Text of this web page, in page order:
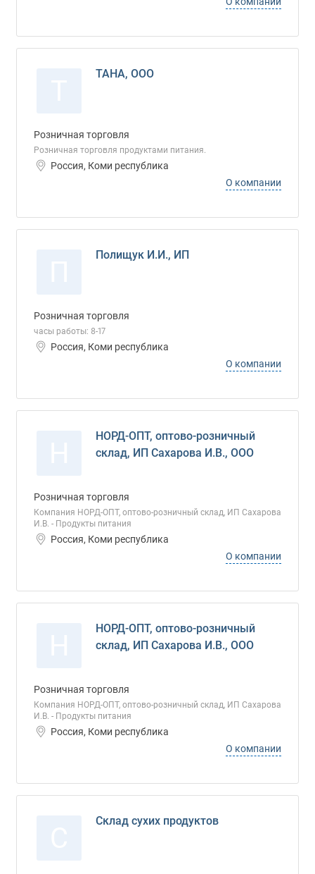
ТАНА, ООО
Розничная торговля
Розничная торговля продуктами питания.
Россия, Коми республика
О компании
Полищук И.И., ИП
Розничная торговля
часы работы: 8-17
Россия, Коми республика
О компании
НОРД-ОПТ, оптово-розничный
склад, ИП Сахарова И.В., ООО
Розничная торговля
Компания НОРД-ОПТ, оптово-розничный склад, ИП Сахарова
И.В. - Продукты питания
Россия, Коми республика
О компании
НОРД-ОПТ, оптово-розничный
склад, ИП Сахарова И.В., ООО
Розничная торговля
Компания НОРД-ОПТ, оптово-розничный склад, ИП Сахарова
И.В. - Продукты питания
Россия, Коми республика
О компании
Склад сухих продуктов